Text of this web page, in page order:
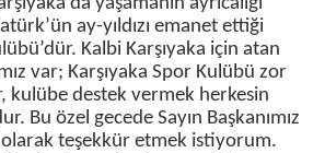
ay-yıldızı emanet ettiği
Kalbi Karşıyaka için atan
var; Karşıyaka Spor Kulübü zor
kulübe destek vermek herkesin
Bu özel gecede Sayın Başkanımız
olarak teşekkür etmek istiyorum.